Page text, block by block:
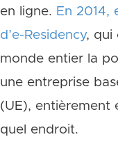
en ligne. En 2014,
d’e-Residency, qui
monde entier la
une entreprise
(UE), entièrement
quel endroit.